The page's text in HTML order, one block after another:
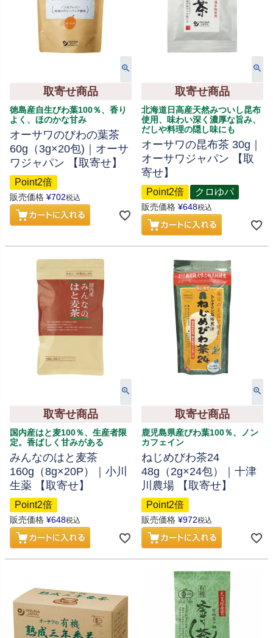
取寄せ商品
徳島産自生びわ葉100％、香り
よく、ほのかな甘み
オーサワのびわの葉茶
60g（3g×20包)｜オーサ
ワジャパン 【取寄せ】
Point2倍
販売価格 ¥702税込
取寄せ商品
北海道日高産天然みついし昆布
使用、味わい深く濃厚な旨み、
だしや料理の隠し味にも
オーサワの昆布茶 30g｜
オーサワジャパン 【取
寄せ】
Point2倍 クロゆパ
販売価格 ¥648税込
取寄せ商品
国内産はと麦100％、生産者限
定。香ばしく甘みがある
みんなのはと麦茶
160g（8g×20P）｜小川
生薬 【取寄せ】
Point2倍
販売価格 ¥648税込
取寄せ商品
鹿児島県産びわ葉100％、ノン
カフェイン
ねじめびわ茶24
48g（2g×24包）｜十津
川農場 【取寄せ】
Point2倍
販売価格 ¥972税込